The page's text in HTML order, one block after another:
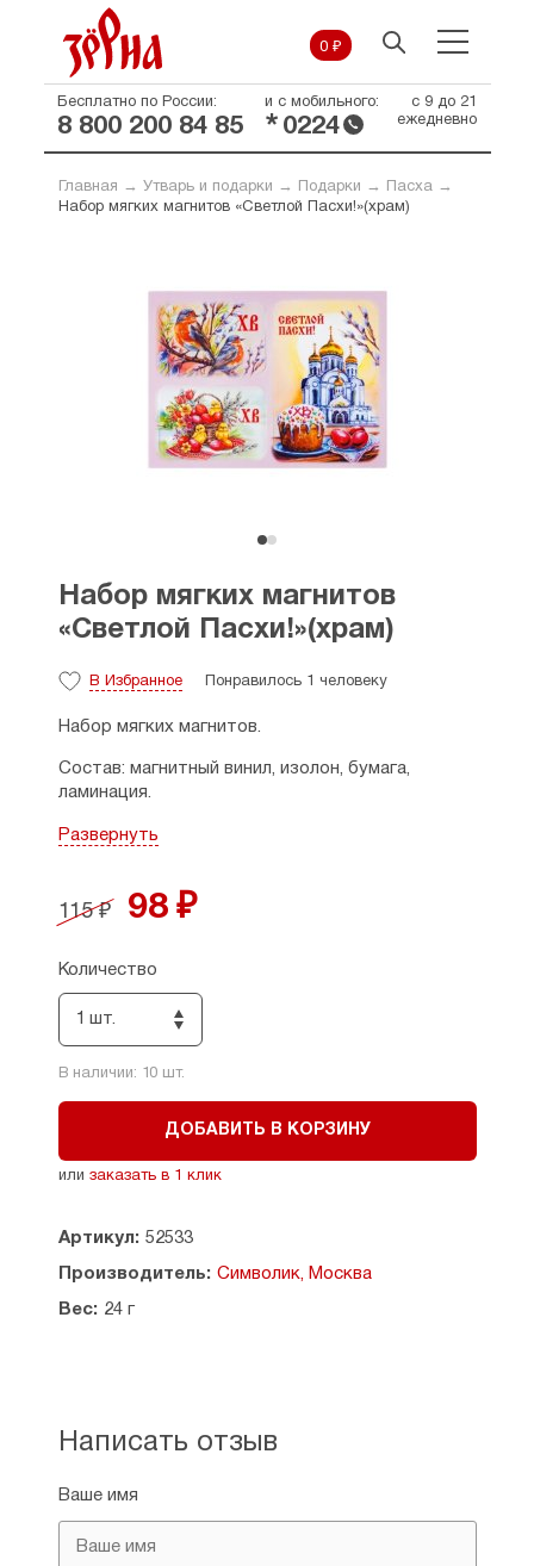
0 ₽
Бесплатно по России:
8 800 200 84 85
и с мобильного:
* 0224
с 9 до 21
ежедневно
Главная → Утварь и подарки → Подарки → Пасха→
Набор мягких магнитов «Светлой Пасхи!»(храм)
Набор мягких магнитов
«Светлой Пасхи!»(храм)
В Избранное Понравилось 1 человеку
Набор мягких магнитов.
Состав: магнитный винил, изолон, бумага,
ламинация.
Размеры: 10 × 13,5 см., толщина — 0,5 см.
Развернуть
115 ₽ 98 ₽
Количество
1 шт.
В наличии: 10 шт.
ДОБАВИТЬ В КОРЗИНУ
или заказать в 1 клик
Артикул: 52533
Производитель: Символик, Москва
Вес: 24 г
Написать отзыв
Ваше имя